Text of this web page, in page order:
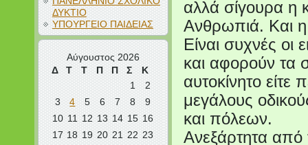
ΔΥΚΤΙΟ
ΥΠΟΥΡΓΕΙΟ ΠΑΙΔΕΙΑΣ
Αύγουστος 2026
Δ
Τ Τ Π Π Σ Κ
1
2
3
4 5 6 7 8
9
10 11 12 13 14 15 16
17 18 19 20 21 22 23
αλλά σίγουρα η
Ανθρωπιά. Και
Είναι συχνές οι
και αφορούν τα
αυτοκίνητο
μεγάλους
και πόλεων.
Ανεξάρτητα από